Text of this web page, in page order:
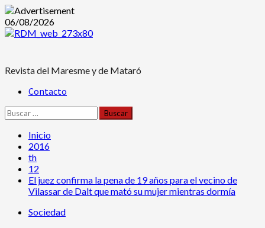
Saltar
al
06/08/2026
Revista del Maresme y de Mataró
Menú Contacto
Buscar:
Inicio
2016
th
12
El juez confirma la pena de 19 años para el vecino de
Vilassar de Dalt que mató su mujer mientras dormía
Sociedad